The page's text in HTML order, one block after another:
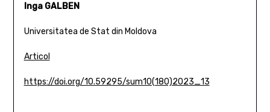
Inga GALBEN
Universitatea de Stat din Moldova
Articol
https://doi.org/10.59295/sum10(180)2023_13